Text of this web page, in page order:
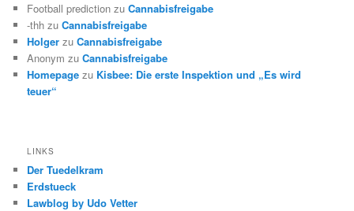
Football prediction zuCannabisfreigabe
-thh zuCannabisfreigabe
Holger zuCannabisfreigabe
Anonym zuCannabisfreigabe
Homepage zu Kisbee: Die erste Inspektion und „Es wird
teuer“
LINKS
Der Tuedelkram
Erdstueck
Lawblog by Udo Vetter